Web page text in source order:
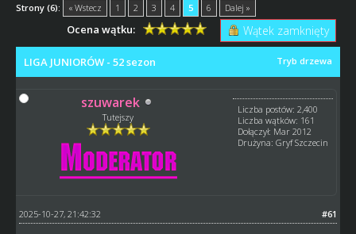
Strony (6): « Wstecz 1 2 3 4 5 6 Dalej »
Wątek zamknięty
Ocena wątku:
Tryb drzewa
LIGA JUNIORÓW - 52 sezon
szuwarek
Tutejszy
Liczba postów: 2,400
Liczba wątków: 161
Dołączył: Mar 2012
Drużyna: Gryf Szczecin
#61
2025-10-27, 21:42:32